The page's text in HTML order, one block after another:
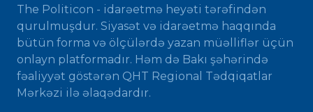
The Politicon - idarəetmə heyəti tərəfindən
qurulmuşdur. Siyasət və idarəetmə haqqında
bütün forma və ölçülərdə yazan müəlliflər üçün
onlayn platformadır. Həm də Bakı şəhərində
fəaliyyət göstərən QHT Regional Tədqiqatlar
Mərkəzi ilə əlaqədardır.